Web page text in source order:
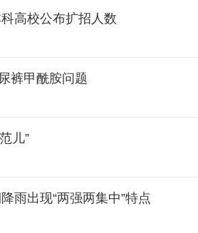
高校公布扩招人数
裤甲酰胺问题
儿”
雨出现“两强两集中”特点